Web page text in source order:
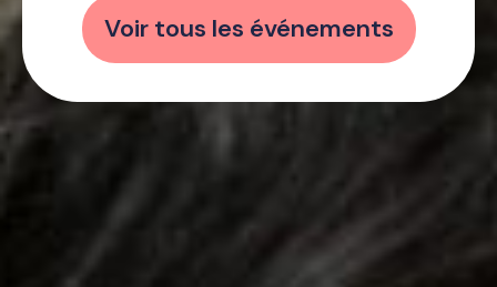
Voir tous les événements